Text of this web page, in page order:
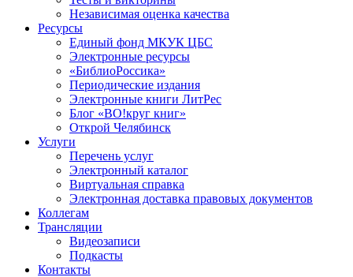
Независимая оценка качества
Ресурсы
Единый фонд МКУК ЦБС
Электронные ресурсы
«БиблиоРоссика»
Периодические издания
Электронные книги ЛитРес
Блог «ВО!круг книг»
Открой Челябинск
Услуги
Перечень услуг
Электронный каталог
Виртуальная справка
Электронная доставка правовых документов
Коллегам
Трансляции
Видеозаписи
Подкасты
Контакты